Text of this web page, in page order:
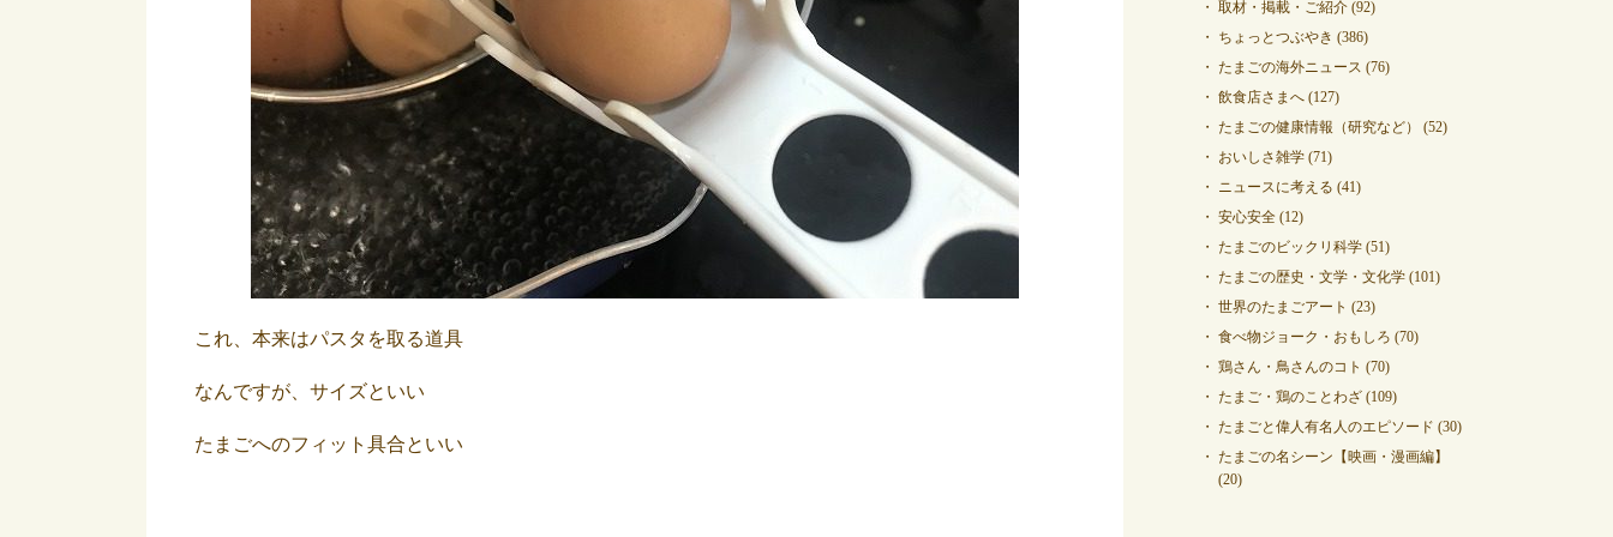
これ、本来はパスタを取る道具
なんですが、サイズといい
たまごへのフィット具合といい
取材・掲載・ご紹介 (92)
ちょっとつぶやき (386)
たまごの海外ニュース (76)
飲食店さまへ (127)
たまごの健康情報（研究など）
(52)
おいしさ雑学 (71)
ニュースに考える (41)
安心安全 (12)
たまごのビックリ科学 (51)
たまごの歴史・文学・文化学 (101)
世界のたまごアート (23)
食べ物ジョーク・おもしろ (70)
鶏さん・鳥さんのコト (70)
たまご・鶏のことわざ (109)
たまごと偉人有名人のエピソード (30)
たまごの名シーン【映画・漫画編】
(20)